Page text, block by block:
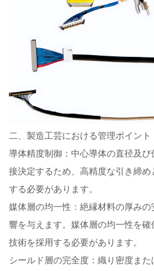
二、製造工芸における管理ポイント
導体精度制御：中心導体の直径及
接決定するため、高精度な引き締
する必要があります。
媒体層の均一性：絶縁材料の厚み
響を与えます。媒体層の均一性を
技術を採用する必要があります。
シールド層の完全度：織り密度ま